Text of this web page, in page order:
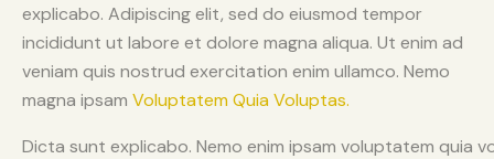
explicabo. Adipiscing elit, sed do eiusmod tempor
incididunt ut labore et dolore magna aliqua. Ut enim ad
veniam quis nostrud exercitation enim ullamco. Nemo
magna ipsam Voluptatem Quia Voluptas.
Dicta sunt explicabo. Nemo enim ipsam voluptatem quia